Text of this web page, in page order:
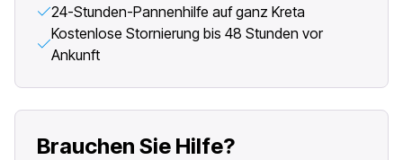
24-Stunden-Pannenhilfe auf ganz Kreta
Kostenlose Stornierung bis 48 Stunden vor
Ankunft
Brauchen Sie Hilfe?